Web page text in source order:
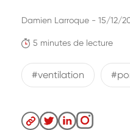
5 minutes de lecture
Damien Larroque - 15/12/
#ventilation